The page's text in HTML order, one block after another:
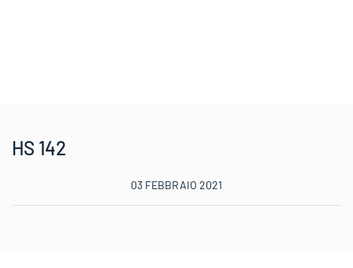
HS 142
03 FEBBRAIO 2021